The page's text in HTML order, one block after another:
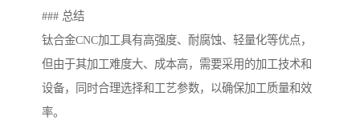
### 总结
钛合金CNC加工具有高强度、耐腐蚀、轻量化等优点，
但由于其加工难度大、成本高，需要采用的加工技术和
设备，同时合理选择和工艺参数，以确保加工质量和效
率。